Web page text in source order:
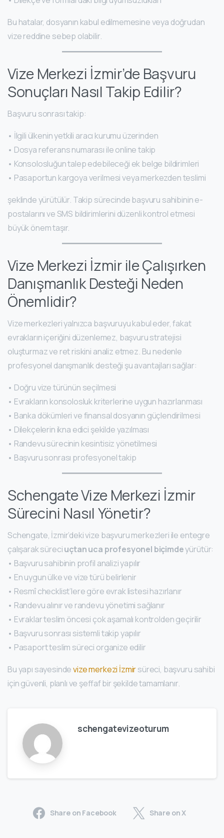
Bu hatalar, dosyanın kabul edilmemesine veya doğrudan
vize reddine sebep olabilir.
Vize Merkezi İzmir’de Başvuru
Sonuçları Nasıl Takip Edilir?
Başvuru sonrası takip:
• İlgili ülkenin yetkili aracı kurumu üzerinden
• Dosya referans numarası ile online takip
• Konsolosluğun talep edebileceği ek belge bildirimleri
• Pasaportun kargoya verilmesi veya merkezden teslimi
şeklinde yürütülür. Takip sürecinde başvuru sahibinin e-
postalarını ve SMS bildirimlerini düzenli kontrol etmesi
büyük önem taşır.
Vize Merkezi İzmir ile Çalışırken
Danışmanlık Desteği Neden
Önemlidir?
Vize merkezleri yalnızca başvuruyu kabul eder, fakat
evrakların içeriğini düzenlemez, başvuru stratejisi
oluşturmaz ve ret riskini analiz etmez. Bu nedenle
profesyonel danışmanlık desteği şu avantajları sağlar:
• Doğru vize türünün seçilmesi
• Evrakların konsolosluk kriterlerine uygun hazırlanması
• Banka dökümleri ve finansal dosyanın güçlendirilmesi
• Dilekçelerin ikna edici şekilde yazılması
• Randevu sürecinin kesintisiz yönetilmesi
• Başvuru sonrası profesyonel takip
Schengate Vize Merkezi İzmir
Sürecini Nasıl Yönetir?
Schengate, İzmir’deki vize başvuru merkezleri ile entegre
çalışarak süreciuçtan uca profesyonel biçimdeyürütür:
• Başvuru sahibinin profil analizi yapılır
• En uygun ülke ve vize türü belirlenir
• Resmî checklist’lere göre evrak listesi hazırlanır
• Randevu alınır ve randevu yönetimi sağlanır
• Evraklar teslim öncesi çok aşamalı kontrolden geçirilir
• Başvuru sonrası sistemli takip yapılır
• Pasaport teslim süreci organize edilir
Bu yapı sayesindevize merkezi İzmirsüreci, başvuru sahibi
için güvenli, planlı ve şeffaf bir şekilde tamamlanır.
schengatevizeoturum
Share on Facebook Share on X